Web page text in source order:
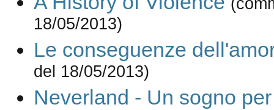
18/05/2013)
Le conseguenze
del 18/05/2013)
Neverland - Un sogno